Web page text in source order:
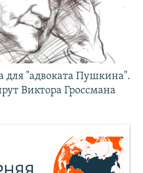
для "адвоката Пушкина".
Виктора Гроссмана